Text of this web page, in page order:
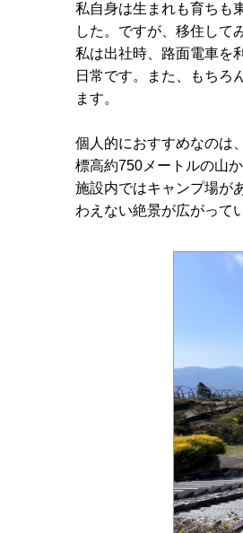
私自身は生まれも育ちも
した。ですが、移住して
私は出社時、路面電車を
日常です。また、もちろ
ます。
個人的におすすめなのは
標高約750メートルの山
施設内ではキャンプ場が
わえない絶景が広がって